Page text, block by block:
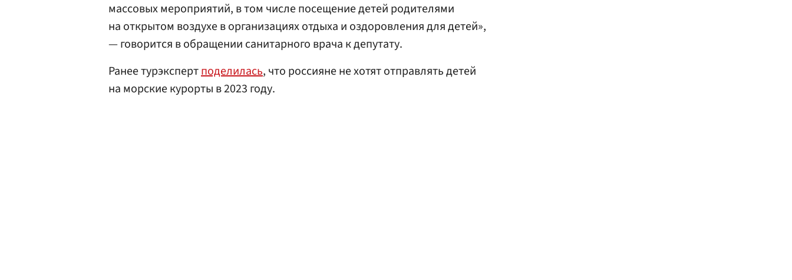
массовых мероприятий, в том числе посещение детей родителями
на открытом воздухе в организациях отдыха и оздоровления для детей»,
— говорится в обращении санитарного врача к депутату.
Ранее турэкспертподелилась, что россияне не хотят отправлять детей
на морские курорты в 2023 году.